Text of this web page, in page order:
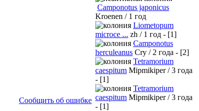
Сообщить об ошибке
Camponotus japonicus
Kroenen / 1 год
Liometopum
microce ... zh / 1 год - [1]
Camponotus
herculeanus Cry / 2 года - [2]
Tetramorium
caespitum Mipmikiper / 3 года
- [1]
Tetramorium
caespitum Mipmikiper / 3 года
- [1]